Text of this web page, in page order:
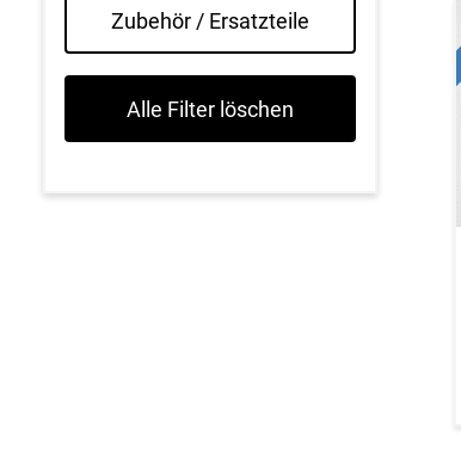
Zubehör / Ersatzteile
Alle Filter löschen